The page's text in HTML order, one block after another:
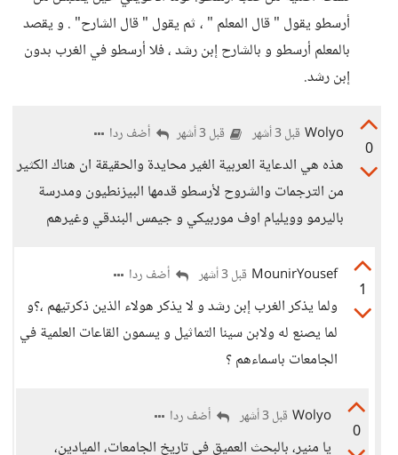
أرسطو يقول " قال المعلم " ، ثم يقول " قال الشارح" . و يقصد
بالمعلم أرسطو و بالشارح إبن رشد ، فلا أرسطو في الغرب بدون
إبن رشد.
0
Wolyo قبل 3 أشهر قبل 3 أشهر أضف ردا
هذه هي الدعاية العربية الغير محايدة والحقيقة ان هناك الكثير
من الترجمات والشروح لأرسطو قدمها البيزنطيون ومدرسة
باليرمو وويليام اوف موربيكي و جيمس البندقي وغيرهم
1
MounirYousef قبل 3 أشهر أضف ردا
ولما يذكر الغرب إبن رشد و لا يذكر هولاء الذين ذكرتيهم ،؟و
لما يصنع له ولابن سينا التماثيل و يسمون القاعات العلمية في
الجامعات باسماءهم ؟
0
Wolyo قبل 3 أشهر أضف ردا
يا منير، بالبحث العميق في تاريخ الجامعات، الميادين،